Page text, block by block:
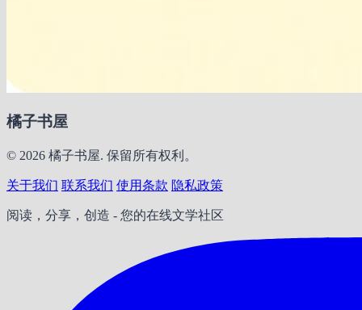
橘子书屋
© 2026 橘子书屋. 保留所有权利。
关于我们 联系我们 使用条款 隐私政策
阅读，分享，创造 - 您的在线文学社区